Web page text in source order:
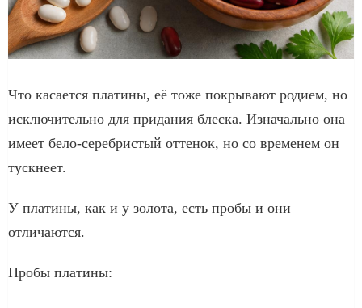
Что касается платины, её тоже покрывают родием, но
исключительно для придания блеска. Изначально она
имеет бело-серебристый оттенок, но со временем он
тускнеет.
У платины, как и у золота, есть пробы и они
отличаются.
Пробы платины: